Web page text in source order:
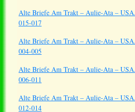
Alte Briefe Am Trakt – Aulie-Ata –
015-017
Alte Briefe Am Trakt – Aulie-Ata –
004-005
Alte Briefe Am Trakt – Aulie-Ata –
006-011
Alte Briefe Am Trakt – Aulie-Ata –
012-014